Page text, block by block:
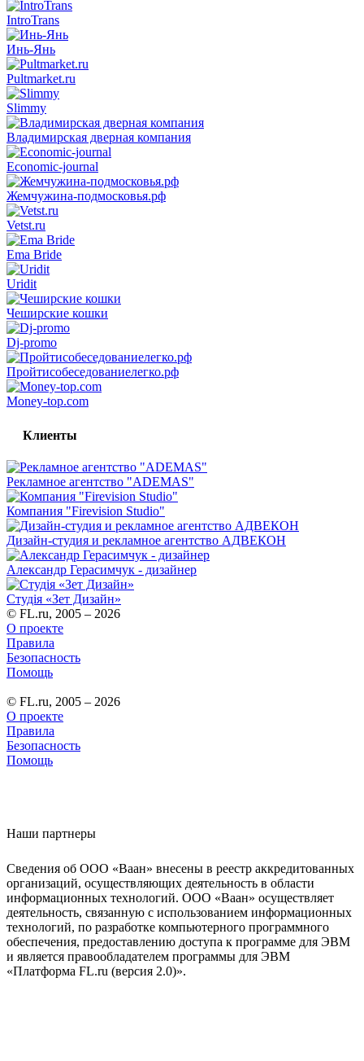
IntroTrans
Инь-Янь
Pultmarket.ru
Slimmy
Владимирская дверная компания
Economic-journal
Жемчужина-подмосковья.рф
Vetst.ru
Ema Bride
Uridit
Чеширские кошки
Dj-promo
Пройтисобеседованиелегко.рф
Money-top.com
Клиенты
Рекламное агентство "ADEMAS"
Компания "Firevision Studio"
Дизайн-студия и рекламное агентство АДВЕКОН
Александр Герасимчук - дизайнер
Студія «Зет Дизайн»
© FL.ru, 2005 – 2026
О проекте
Правила
Безопасность
Помощь
© FL.ru, 2005 – 2026
О проекте
Правила
Безопасность
Помощь
Наши партнеры
Сведения об ООО «Ваан» внесены в реестр аккредитованных
организаций, осуществляющих деятельность в области
информационных технологий. ООО «Ваан» осуществляет
деятельность, связанную с использованием информационных
технологий, по разработке компьютерного программного
обеспечения, предоставлению доступа к программе для ЭВМ
и является правообладателем программы для ЭВМ
«Платформа FL.ru (версия 2.0)».